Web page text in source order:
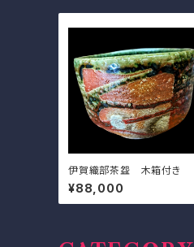
伊賀織部茶盌 木箱付き
¥88,000